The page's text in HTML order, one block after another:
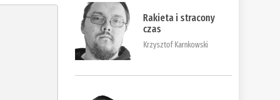
Rakieta i stracony
czas
Krzysztof Karnkowski